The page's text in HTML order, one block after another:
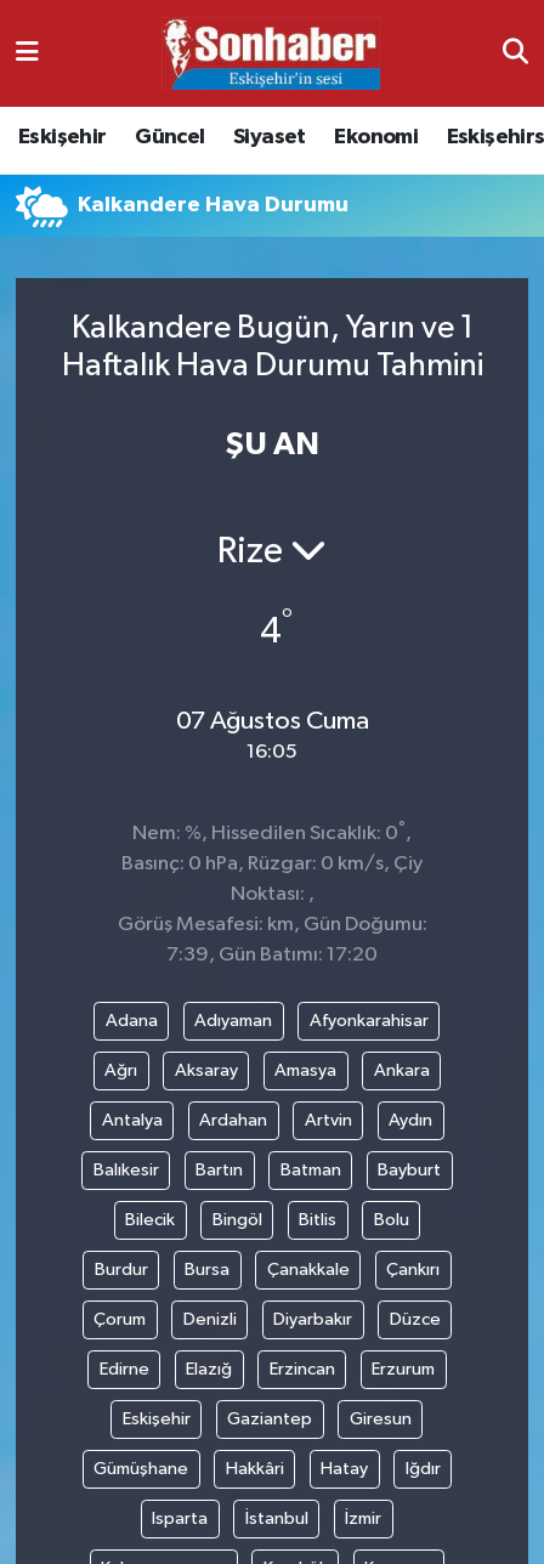
Eskişehir Güncel Siyaset Ekonomi
Kalkandere Hava Durumu
Kalkandere Bugün, Yarın ve 1
Haftalık Hava Durumu Tahmini
ŞU AN
Rize
4°
07 Ağustos Cuma
16:05
Nem: %, Hissedilen Sıcaklık: 0° ,
Basınç: 0 hPa, Rüzgar: 0 km/s, Çiy
Noktası: ,
Görüş Mesafesi: km, Gün Doğumu:
7:39, Gün Batımı: 17:20
Adana Adıyaman Afyonkarahisar
Ağrı Aksaray Amasya Ankara
Antalya Ardahan Artvin Aydın
Balıkesir Bartın Batman Bayburt
Bilecik Bingöl Bitlis Bolu
Burdur Bursa Çanakkale Çankırı
Çorum Denizli Diyarbakır Düzce
Edirne Elazığ Erzincan Erzurum
Eskişehir Gaziantep Giresun
Gümüşhane Hakkâri Hatay Iğdır
Isparta İstanbul İzmir
Ekonomi
Güncel
Kültür & Sanat
Nöbetçi Eczaneler
Namaz Vakitleri
Trafik Durumu
Süper Lig Puan Durumu ve Fikstür
Son Dakika Haberleri